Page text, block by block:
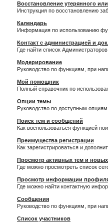
Восстановление утерянного
Инструкция по восстановлению
Календарь
Информация по использованию
Контакт с администрацией и
Где найти список
Модерирование
Руководство по функциям, при
Мой помощник
Полный справочник по
Опции темы
Руководство по доступным
Поиск тем и сообщений
Как воспользоваться функцией
Преимущества регистрации
Как зарегистрироваться и
Просмотр активных тем и
Где можно просмотреть список
Просмотр информации
Где можно найти контактную
Сообщения
Руководство по функциям, при
Список участников